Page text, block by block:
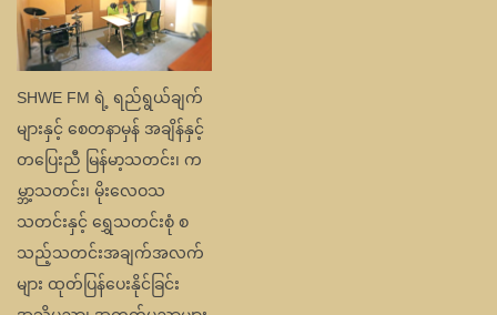
သည့်သတင်းအချက်အလက်
များ ထုတ်ပြန်ပေးနိုင်ခြင်း
အသိပညာ၊ အတတ်ပညာများ
ဖြန့်ဝေပေးလိုသော ...
Shwe
DJs
O
U
R
D
J
s